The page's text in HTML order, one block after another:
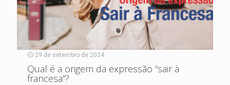
29 de setembro de 2024
Qual é a origem da expressão “sair à
francesa”?